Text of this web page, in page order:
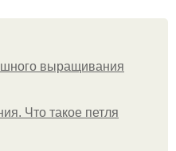
выращивания
Что такое петля